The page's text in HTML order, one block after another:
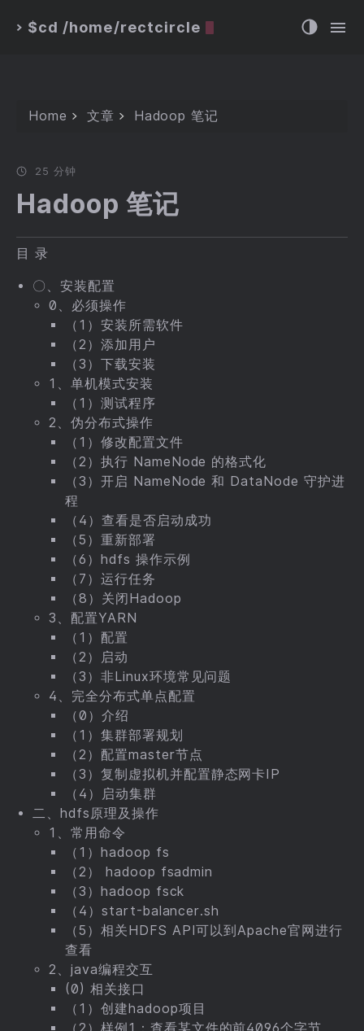
> $cd /home/rectcircle
Home 文章 Hadoop 笔记
25 分钟
Hadoop 笔记
目 录
〇、安装配置
0、必须操作
（1）安装所需软件
（2）添加用户
（3）下载安装
1、单机模式安装
（1）测试程序
2、伪分布式操作
（1）修改配置文件
（2）执行 NameNode 的格式化
（3）开启 NameNode 和 DataNode 守护进
程
（4）查看是否启动成功
（5）重新部署
（6）hdfs 操作示例
（7）运行任务
（8）关闭Hadoop
3、配置YARN
（1）配置
（2）启动
（3）非Linux环境常见问题
4、完全分布式单点配置
（0）介绍
（1）集群部署规划
（2）配置master节点
（3）复制虚拟机并配置静态网卡IP
（4）启动集群
二、hdfs原理及操作
1、常用命令
（1）hadoop fs
（2） hadoop fsadmin
（3）hadoop fsck
（4）start-balancer.sh
（5）相关HDFS API可以到Apache官网进行
查看
2、java编程交互
(0) 相关接口
（1）创建hadoop项目